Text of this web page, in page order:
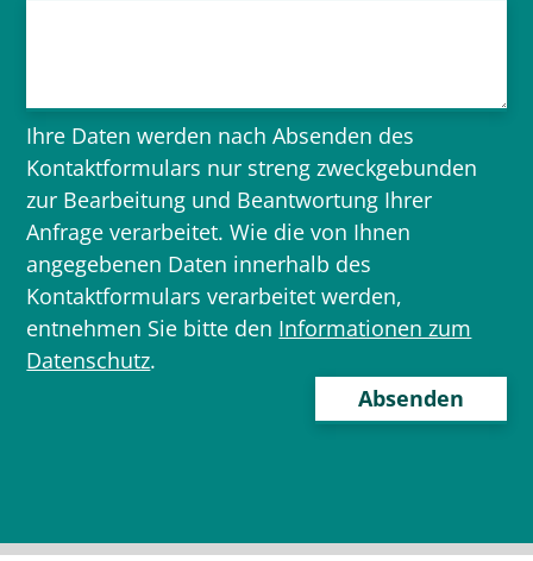
Ihre Daten werden nach Absenden des
Kontaktformulars nur streng zweckgebunden
zur Bearbeitung und Beantwortung Ihrer
Anfrage verarbeitet. Wie die von Ihnen
angegebenen Daten innerhalb des
Kontaktformulars verarbeitet werden,
entnehmen Sie bitte den Informationen zum
Datenschutz.